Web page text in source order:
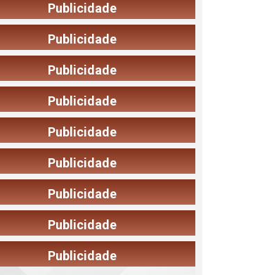
Publicidade
Publicidade
Publicidade
Publicidade
Publicidade
Publicidade
Publicidade
Publicidade
Publicidade